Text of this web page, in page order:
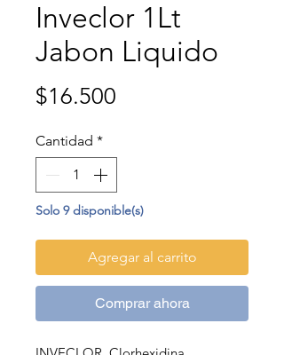
Inveclor 1Lt
Jabon Liquido
$16.500
Cantidad *
Solo 9 disponible(s)
Agregar al carrito
Comprar ahora